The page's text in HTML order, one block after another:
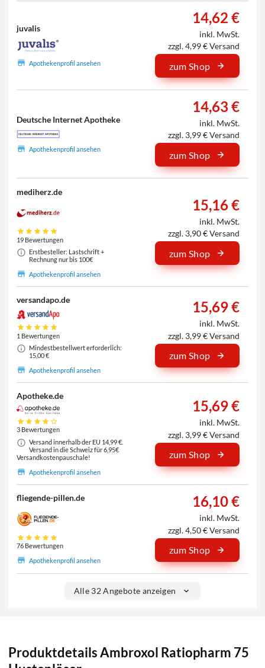
juvalis
Apothekenprofil ansehen
14,62 €
inkl. MwSt.
zzgl. 4,99 € Versand
zum Shop
Deutsche Internet Apotheke
Apothekenprofil ansehen
14,63 €
inkl. MwSt.
zzgl. 3,99 € Versand
zum Shop
mediherz.de
19 Bewertungen
Erstbesteller: Lastschrift +
Rechnung nur bis 100€
Apothekenprofil ansehen
15,16 €
inkl. MwSt.
zzgl. 3,90 € Versand
zum Shop
versandapo.de
1 Bewertungen
Mindestbestellwert erforderlich:
15,00 €
Apothekenprofil ansehen
15,69 €
inkl. MwSt.
zzgl. 3,99 € Versand
zum Shop
Apotheke.de
3 Bewertungen
Versand innerhalb der EU 14,99 €.
Versand in die Schweiz für 6,95€
Versandkostenpauschale!
Apothekenprofil ansehen
15,69 €
inkl. MwSt.
zzgl. 3,99 € Versand
zum Shop
fliegende-pillen.de
76 Bewertungen
Apothekenprofil ansehen
16,10 €
inkl. MwSt.
zzgl. 4,50 € Versand
zum Shop
Alle 32 Angebote anzeigen
Produktdetails Ambroxol Ratiopharm 75